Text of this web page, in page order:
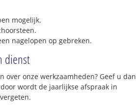
mogelijk.
nagelopen op gebreken.
dienst
over onze werkzaamheden? Geef u dan
wordt de jaarlijkse afspraak in